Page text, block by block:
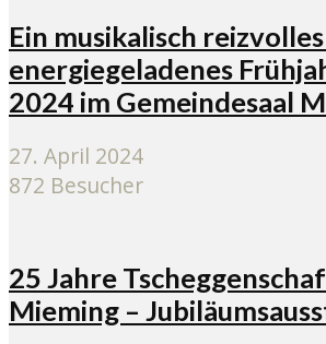
Ein musikalisch
energiegeladenes
2024 im Gemeindesaal
27. April 2024
872 Besucher
25 Jahre
Mieming –